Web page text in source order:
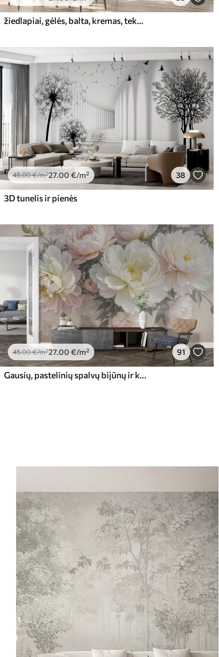
žiedlapiai, gėlės, balta, kremas, tekstūra, švelnumas, dekoratyvinis
45.00€/m²27 .00 €/m² 38
3D tunelis ir pienės
45.00€/m²27.00 €/m² 91
Gausių, pastelinių spalvų bijūnų ir kitų gėlių puokštė švelniame, neryškiame fone